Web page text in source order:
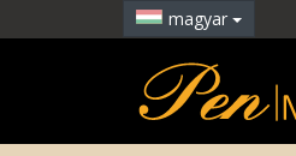
magyar